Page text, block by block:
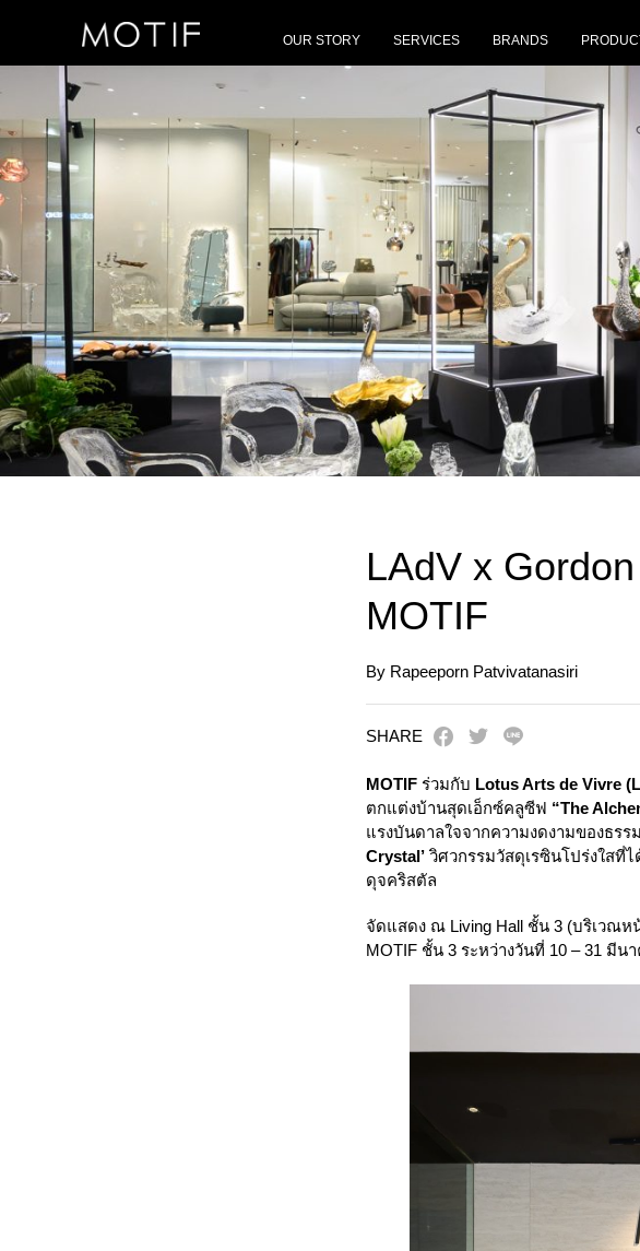
OUR STORY SERVICES BRANDS
LAdV x
MOTIF
By Rapeeporn Patvivatanasiri
SHARE
MOTIFร่วมกับ Lotus Arts de Vivre
ตกแต่งบ้านสุดเอ็กซ์คลูซีฟ “The
แรงบันดาลใจจากความงดงามของธร
Crystal’วิศวกรรมวัสดุเรซินโปร่งใสที่
ดุจคริสตัล
จัดแสดง ณ Living Hall ชั้น 3 (บริเวณห
MOTIF ชั้น 3 ระหว่างวันที่ 10 – 31 มี